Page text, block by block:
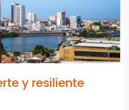
y resiliente